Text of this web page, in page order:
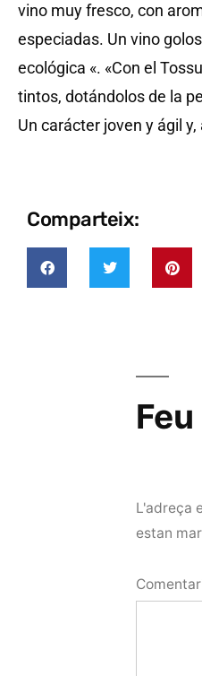
vino muy fresco, con
especiadas. Un vino
ecológica «. «Con el
tintos, dotándolos de la
Un carácter joven y ágil
Comparteix:
L'adreça
estan